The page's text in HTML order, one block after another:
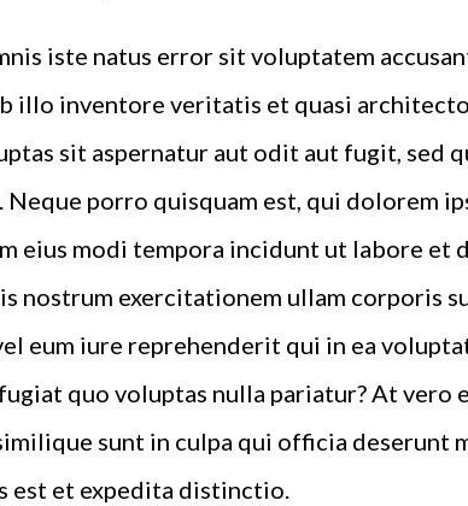
iste natus error sit voluptatem
illo inventore veritatis et quasi
sit aspernatur aut odit aut fugit, sed
porro quisquam est, qui dolorem
eius modi tempora incidunt ut labore et
nostrum exercitationem ullam corporis
eum iure reprehenderit qui in ea
quo voluptas nulla pariatur? At vero
sunt in culpa qui officia deserunt
est et expedita distinctio.